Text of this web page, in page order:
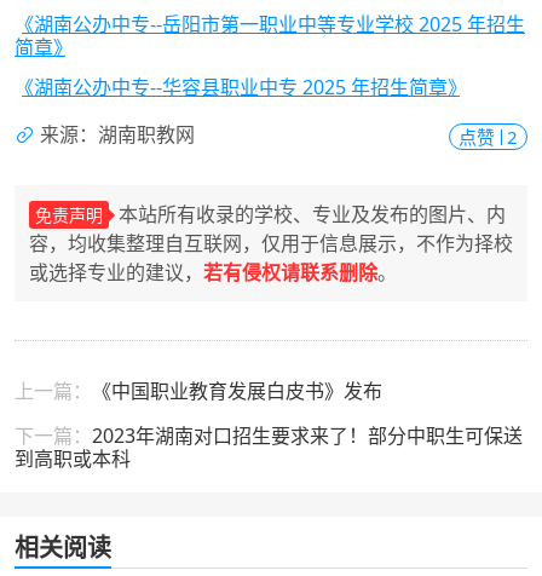
《湖南公办中专--岳阳市第一职业中等专业学校 2025 年招生
简章》
《湖南公办中专--华容县职业中专 2025 年招生简章》
来源：湖南职教网
点赞 2
免责声明
本站所有收录的学校、专业及发布的图片、内
容，均收集整理自互联网，仅用于信息展示，不作为择校
或选择专业的建议， 若有侵权请联系删除。
上一篇：
《中国职业教育发展白皮书》发布
下一篇： 2023年湖南对口招生要求来了！部分中职生可保送
到高职或本科
相关阅读